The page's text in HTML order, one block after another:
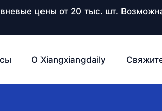
цены от 20 тыс. шт.
О Xiangxiangdaily